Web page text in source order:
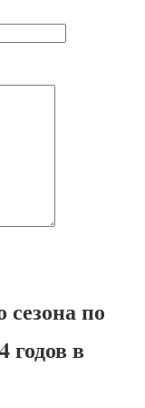
сезона по
годов в